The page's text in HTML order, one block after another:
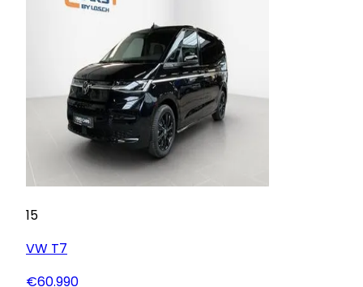
15
VW T7
€60.990